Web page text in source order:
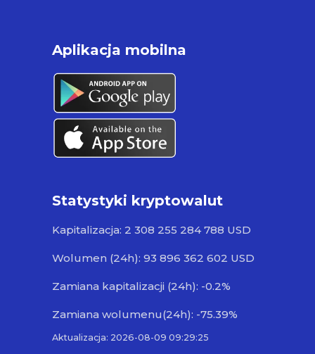
Aplikacja mobilna
Statystyki kryptowalut
Kapitalizacja: 2 308 255 284 788 USD
Wolumen (24h): 93 896 362 602 USD
Zamiana kapitalizacji (24h): -0.2%
Zamiana wolumenu(24h): -75.39%
Aktualizacja: 2026-08-09 09:29:25